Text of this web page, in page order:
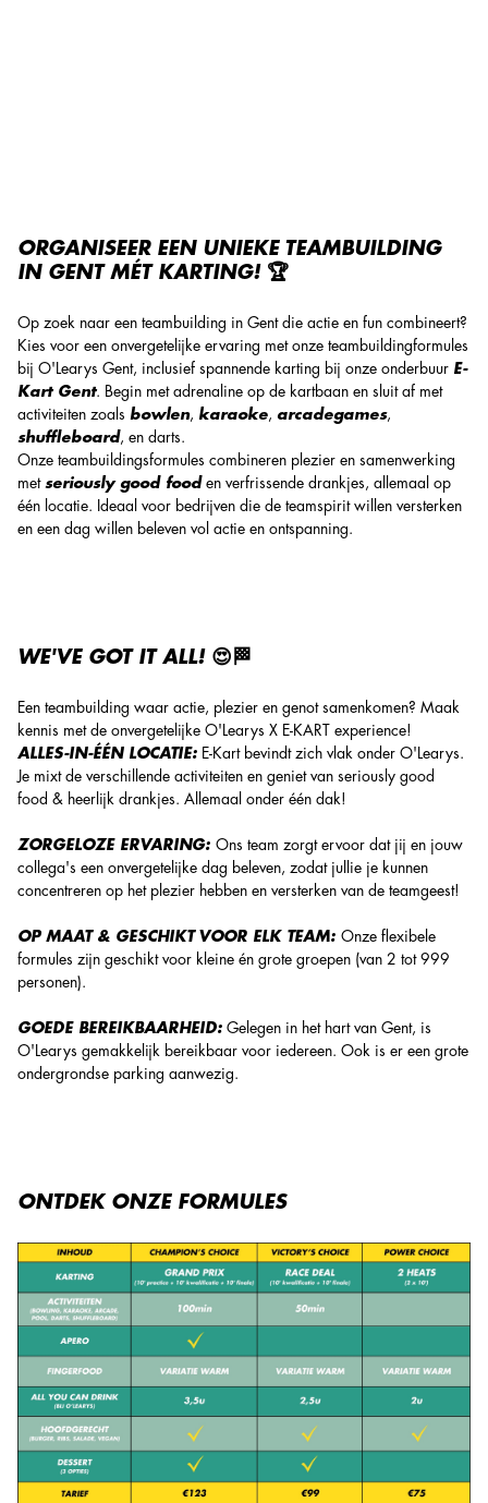
ORGANISEER EEN UNIEKE TEAMBUILDING
IN GENT MÉT KARTING! 🏆
Op zoek naar een teambuilding in Gent die actie en fun combineert?
Kies voor een onvergetelijke ervaring met onze teambuildingformules
bij O'Learys Gent, inclusief spannende karting bij onze onderbuur E-
Kart Gent. Begin met adrenaline op de kartbaan en sluit af met
activiteiten zoals bowlen, karaoke, arcadegames,
shuffleboard, en darts.
Onze teambuildingsformules combineren plezier en samenwerking
met seriously good fooden verfrissende drankjes, allemaal op
één locatie. Ideaal voor bedrijven die de teamspirit willen versterken
en een dag willen beleven vol actie en ontspanning.
WE'VE GOT IT ALL! 😍🏁
Een teambuilding waar actie, plezier en genot samenkomen? Maak
kennis met de onvergetelijke O'Learys X E-KART experience!
ALLES-IN-ÉÉN LOCATIE: E-Kartbevindt zich vlak onder O'Learys.
Je mixt de verschillende activiteiten en geniet van seriously good
food & heerlijk drankjes. Allemaal onder één dak!
ZORGELOZE ERVARING: Ons team zorgt ervoor dat jij en jouw
collega's een onvergetelijke dag beleven, zodat jullie je kunnen
concentreren op het plezier hebben en versterken van de teamgeest!
OP MAAT & GESCHIKT VOOR ELK TEAM: Onze flexibele
formules zijn geschikt voor kleine én grote groepen (van 2 tot 999
personen).
GOEDE BEREIKBAARHEID: Gelegen in het hart van Gent, is
O'Learys gemakkelijk bereikbaar voor iedereen. Ook is er een grote
ondergrondse parking aanwezig.
ONTDEK ONZE FORMULES